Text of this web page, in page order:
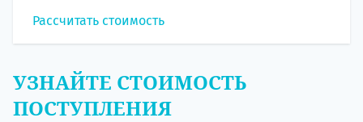
Рассчитать стоимость
УЗНАЙТЕ СТОИМОСТЬ
ПОСТУПЛЕНИЯ